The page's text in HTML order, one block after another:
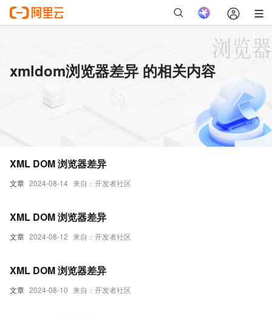
xmldom浏览器差异 的相关内容
文章 2024-08-14 来自：开发者社区
XML DOM 浏览器差异
文章 2024-08-12 来自：开发者社区
XML DOM 浏览器差异
文章 2024-08-10 来自：开发者社区
XML DOM 浏览器差异